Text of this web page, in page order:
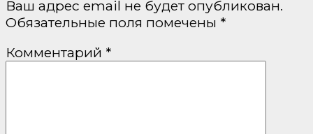
Ваш адрес email не будет опубликован.
Обязательные поля помечены *
Комментарий *